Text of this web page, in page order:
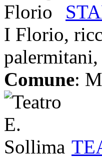
I Florio,
Comune: